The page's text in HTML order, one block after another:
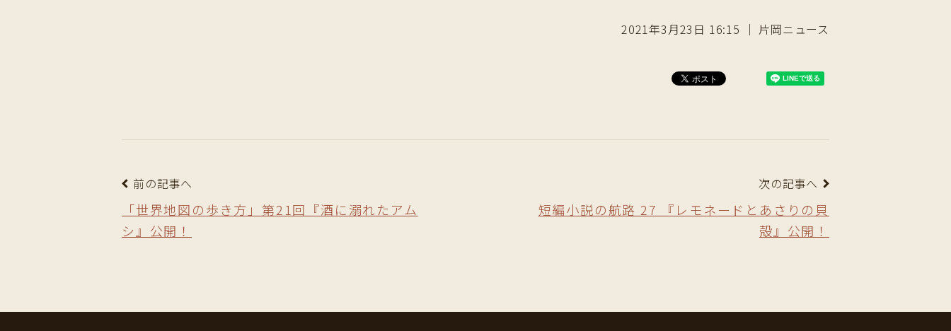
2021年3月23日 16:15 ｜ 片岡ニュース
前の記事へ
「世界地図の歩き方」第21回『酒に溺れたアム
シ』公開！
次の記事へ
短編小説の航路 27 『レモネードとあさりの貝
殻』公開！